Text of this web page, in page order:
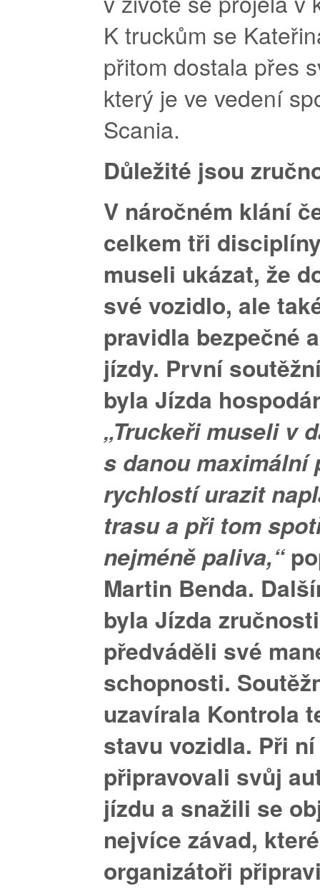
K truckům se
přitom dostala přes
který je ve vedení
Scania.
Důležité jsou
V náročném klání
celkem tři
museli ukázat, že
své vozidlo, ale
pravidla bezpečné
jízdy. První
byla Jízda
„Truckeři museli v
s danou maximální
rychlostí urazit
trasu a při tom
nejméně paliva,“
Martin Benda.
byla Jízda
předváděli své
schopnosti.
uzavírala Kontrola
stavu vozidla. Při
připravovali svůj
jízdu a snažili se
nejvíce závad,
organizátoři